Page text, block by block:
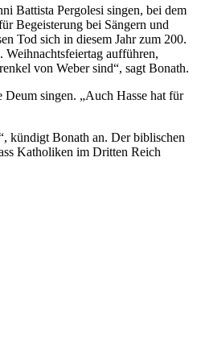
Battista Pergolesi singen, bei dem
Begeisterung bei Sängern und
Tod sich in diesem Jahr zum 200.
aufführen,
von Weber sind“, sagt Bonath.
singen. „Auch Hasse hat für
kündigt Bonath an. Der biblischen
Katholiken im Dritten Reich